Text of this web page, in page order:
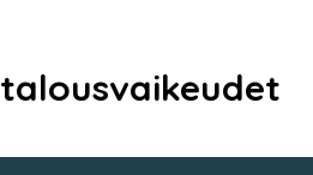
talousvaikeudet